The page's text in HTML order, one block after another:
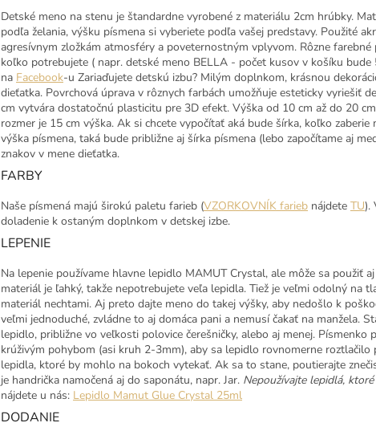
Detské meno na stenu je štandardne vyrobené z materiálu 2cm hrúbky.
podľa želania, výšku písmena si vyberiete podľa vašej predstavy. Použité
agresívnym zložkám atmosféry a poveternostným vplyvom. Rôzne
koľko potrebujete ( napr. detské meno BELLA - počet kusov v košíku
na Facebook-u Zariaďujete detskú izbu? Milým doplnkom, krásnou
dieťatka. Povrchová úprava v rôznych farbách umožňuje esteticky vyriešiť
cm vytvára dostatočnú plasticitu pre 3D efekt. Výška od 10 cm až do 20
rozmer je 15 cm výška. Ak si chcete vypočítať aká bude šírka, koľko
výška písmena, taká bude približne aj šírka písmena (lebo započítame aj
znakov v mene dieťatka.
FARBY
Naše písmená majú širokú paletu farieb (VZORKOVNÍK farieb nájdete TU).
doladenie k ostaným doplnkom v detskej izbe.
LEPENIE
Na lepenie používame hlavne lepidlo MAMUT Crystal, ale môže sa použiť
materiál je ľahký, takže nepotrebujete veľa lepidla. Tiež je veľmi odolný na
materiál nechtami. Aj preto dajte meno do takej výšky, aby nedošlo k
veľmi jednoduché, zvládne to aj domáca pani a nemusí čakať na manžela.
lepidlo, približne vo veľkosti polovice čerešničky, alebo aj menej.
krúživým pohybom (asi kruh 2-3mm), aby sa lepidlo rovnomerne
lepidla, ktoré by mohlo na bokoch vytekať. Ak sa to stane, poutierajte
je handrička namočená aj do saponátu, napr. Jar. Nepoužívajte lepidlá,
nájdete u nás: Lepidlo Mamut Glue Crystal 25ml
DODANIE